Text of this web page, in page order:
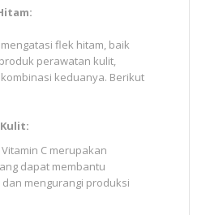
flek hitam, baik
perawatan kulit,
keduanya. Berikut
Vitamin C merupakan
dapat membantu
mengurangi produksi